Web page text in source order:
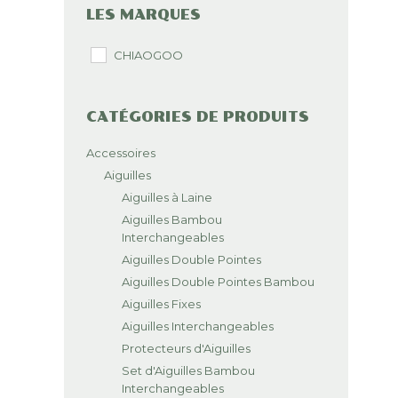
LES MARQUES
CHIAOGOO
CATÉGORIES DE PRODUITS
Accessoires
Aiguilles
Aiguilles à Laine
Aiguilles Bambou
Interchangeables
Aiguilles Double Pointes
Aiguilles Double Pointes Bambou
Aiguilles Fixes
Aiguilles Interchangeables
Protecteurs d'Aiguilles
Set d'Aiguilles Bambou
Interchangeables